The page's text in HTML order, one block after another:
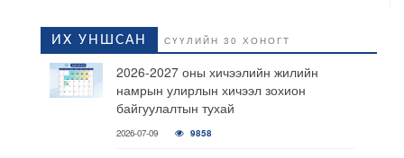
ИХ УНШСАН СҮҮЛИЙН 30 ХОНОГТ
2026-2027 оны хичээлийн жилийн
намрын улирлын хичээл зохион
байгуулалтын тухай
2026-07-09 9858